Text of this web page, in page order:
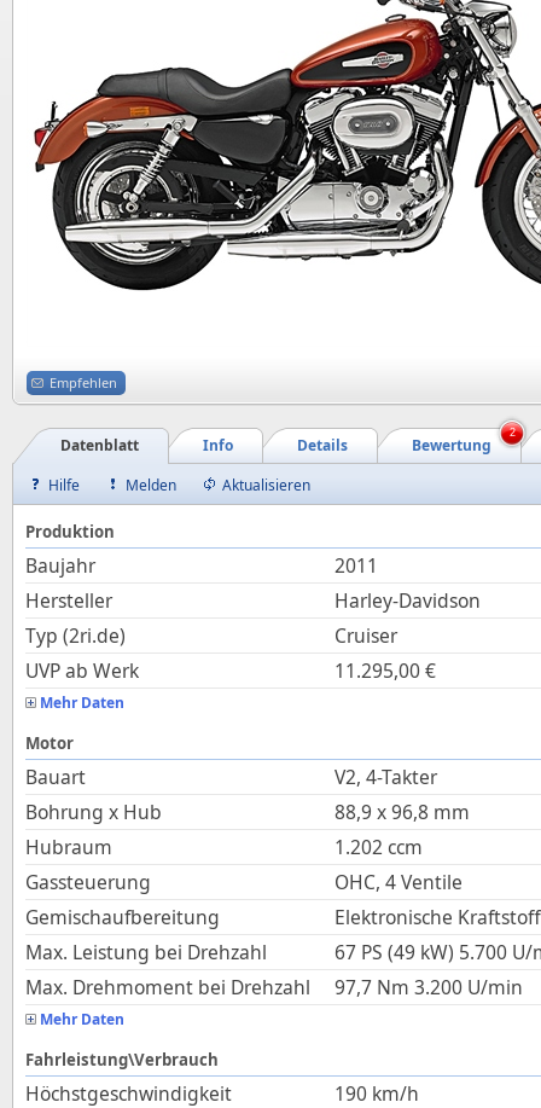
Empfehlen
Bewertung
Details
Info
Datenblatt
2
Hilfe Melden Aktualisieren
Produktion
Baujahr
2011
Hersteller
Harley-Davidson
Typ (2ri.de)
Cruiser
UVP ab Werk
11.295,00€
Mehr Daten
Motor
Bauart
V2, 4-Takter
Bohrung x Hub
88,9 x96,8 mm
Hubraum
1.202 ccm
Gassteuerung
OHC, 4 Ventile
Gemischaufbereitung
Elektronische
Max. Leistung bei Drehzahl
67 PS (49 kW) 5.700 U/
Max. Drehmoment bei Drehzahl
97,7 Nm 3.200 U/min
Mehr Daten
Fahrleistung\Verbrauch
Höchstgeschwindigkeit 190 km/h